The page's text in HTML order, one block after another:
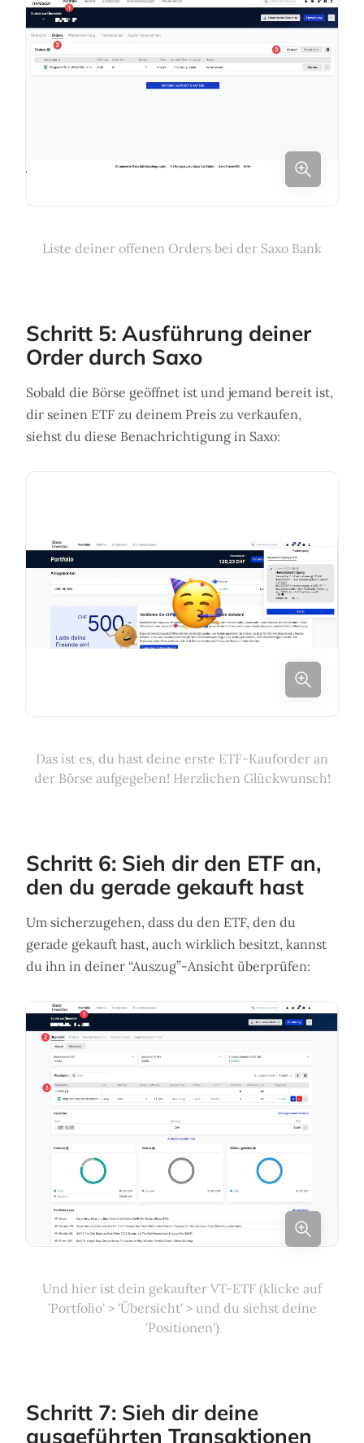
Liste deiner offenen Orders bei der Saxo Bank
Schritt 5: Ausführung deiner
Order durch Saxo
Sobald die Börse geöffnet ist und jemand bereit ist,
dir seinen ETF zu deinem Preis zu verkaufen,
siehst du diese Benachrichtigung in Saxo:
Das ist es, du hast deine erste ETF-Kauforder an
der Börse aufgegeben! Herzlichen Glückwunsch!
Schritt 6: Sieh dir den ETF an,
den du gerade gekauft hast
Um sicherzugehen, dass du den ETF, den du
gerade gekauft hast, auch wirklich besitzt, kannst
du ihn in deiner “Auszug”-Ansicht überprüfen:
Und hier ist dein gekaufter VT-ETF (klicke auf
'Portfolio' > 'Übersicht' > und du siehst deine
'Positionen')
Schritt 7: Sieh dir deine
ausgeführten Transaktionen